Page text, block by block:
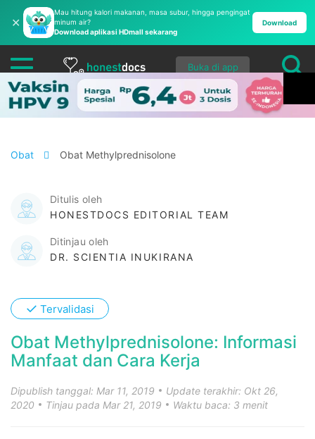
✕
Mau hitung kalori makanan, masa subur, hingga pengingat
minum air?
Download aplikasi HDmall sekarang
Download
Buka di app
Obat Obat Methylprednisolone
Ditulis oleh
HONESTDOCS EDITORIAL TEAM
Ditinjau oleh
DR. SCIENTIA INUKIRANA
✓ Tervalidasi
Obat Methylprednisolone: Informasi
Manfaat dan Cara Kerja
Dipublish tanggal: Mar 11, 2019
Update terakhir: Okt 26,
2020
Tinjau pada Mar 21, 2019 Waktu baca: 3 menit